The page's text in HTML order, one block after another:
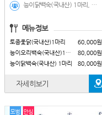
능이닭백숙(국내산) 1마리, 능이오리백숙(국내산)1마리, 토종옻닭(국내산)1마리, 닭 숯불구이(국내산)1마리, 모듬스폐셜(국내산), 삼겹살(국내산), 가브리살(국내산), 항정살(국내산), 갈매기살(국내산), 돼지양념갈비, 살치살(국내산), 갈비살(국내산), 꽃등심(국내산)
메뉴정보
토종옻닭(국내산)1마리
60,000원
능이오리백숙(국내산)1마리
80,000원
능이닭백숙(국내산) 1마리
80,000원
자세히보기
모범 안심